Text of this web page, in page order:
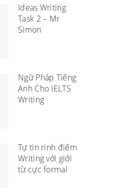
Ideas Writing
Task 2 – Mr
Simon
Ngữ Pháp Tiếng
Anh Cho IELTS
Writing
Tự tin rinh điểm
Writing với giới
từ cực formal